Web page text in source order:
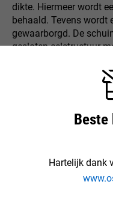
dikte. Hiermeer wordt
behaald. Tevens wordt
gewaarborgd. De
gesloten celstructuur
Lambda-waarde: 0,022
Randafwerking: tand
Beste
Hartelijk dank